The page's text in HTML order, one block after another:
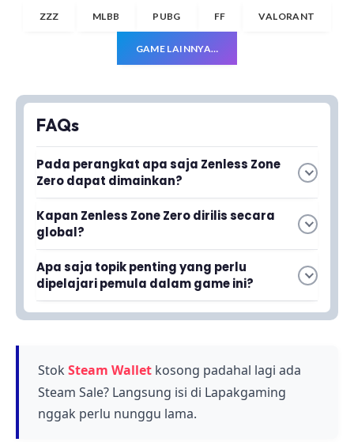
ZZZ MLBB PUBG FF VALORANT
GAME LAINNYA…
FAQs
Pada perangkat apa saja Zenless Zone
Zero dapat dimainkan?
Zenless Zone Zero dapat dimainkan di
berbagai perangkat, memberikan fleksibilitas
kepada pemain untuk menikmati game RPG
Action ini di platform pilihan mereka.
Kapan Zenless Zone Zero dirilis secara
global?
Zenless Zone Zero dijadwalkan untuk dirilis
secara global pada 4 Juli 2024.
Apa saja topik penting yang perlu
dipelajari pemula dalam game ini?
Pemula perlu mempelajari gameplay, tier list
Zenless Zone Zero.
Stok Steam Wallet kosong padahal lagi ada
Steam Sale? Langsung isi di Lapakgaming
nggak perlu nunggu lama.